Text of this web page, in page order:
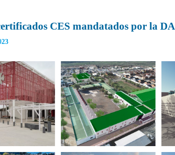
CES mandatados por la